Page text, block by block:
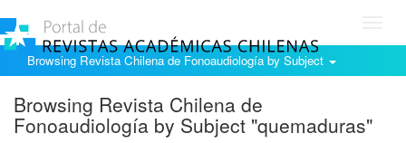
Browsing Revista Chilena de Fonoaudiología by Subject
Browsing Revista Chilena de
Fonoaudiología by Subject "quemaduras"